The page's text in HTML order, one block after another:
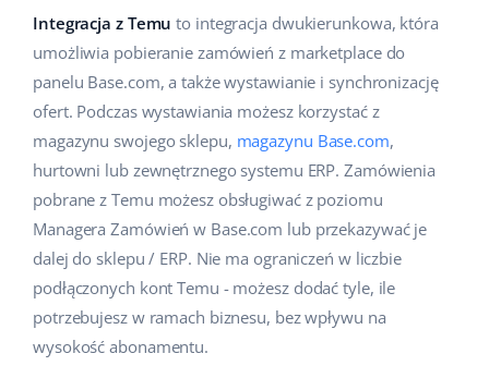
Sprzedaż na marketplace
Automatyzacja procesów
Zarządzanie wysyłką
Automatyzacja cen
AI dla e-commerce
Obsługa klienta
Ekosystem
Dom i ogród
Elektronika
Motoryzacja
Supermarket
Zdrowie i uroda
Moda
Pomoc
Blog
Usługi
Wdrożenia systemu
Konsultacje i szkolenia
Audyt konta
english (US)
english (GB)
english (IN)
čeština
deutsch
Ελληνικά
español (AR)
Integracja z Temu to integracja dwukierunkowa, która
umożliwia pobieranie zamówień z marketplace do
panelu Base.com, a także wystawianie i synchronizację
ofert. Podczas wystawiania możesz korzystać z
magazynu swojego sklepu, magazynu Base.com,
hurtowni lub zewnętrznego systemu ERP. Zamówienia
pobrane z Temu możesz obsługiwać z poziomu
Managera Zamówień w Base.com lub przekazywać je
dalej do sklepu / ERP. Nie ma ograniczeń w liczbie
podłączonych kont Temu - możesz dodać tyle, ile
potrzebujesz w ramach biznesu, bez wpływu na
wysokość abonamentu.